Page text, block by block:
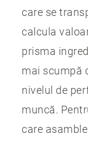
care se
calcula
prisma
mai scumpă
nivelul de
muncă.
care